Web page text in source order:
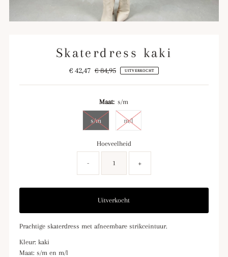
Skaterdress kaki
Verkoopprijs
€ 42,47 Normale
€ 84,95 UITVERKOCHT
Maat: s/m
s/m m/l
Hoeveelheid
- +
Prachtige skaterdress met afneembare strikceintuur.
Kleur: kaki
Maat: s/m en m/l